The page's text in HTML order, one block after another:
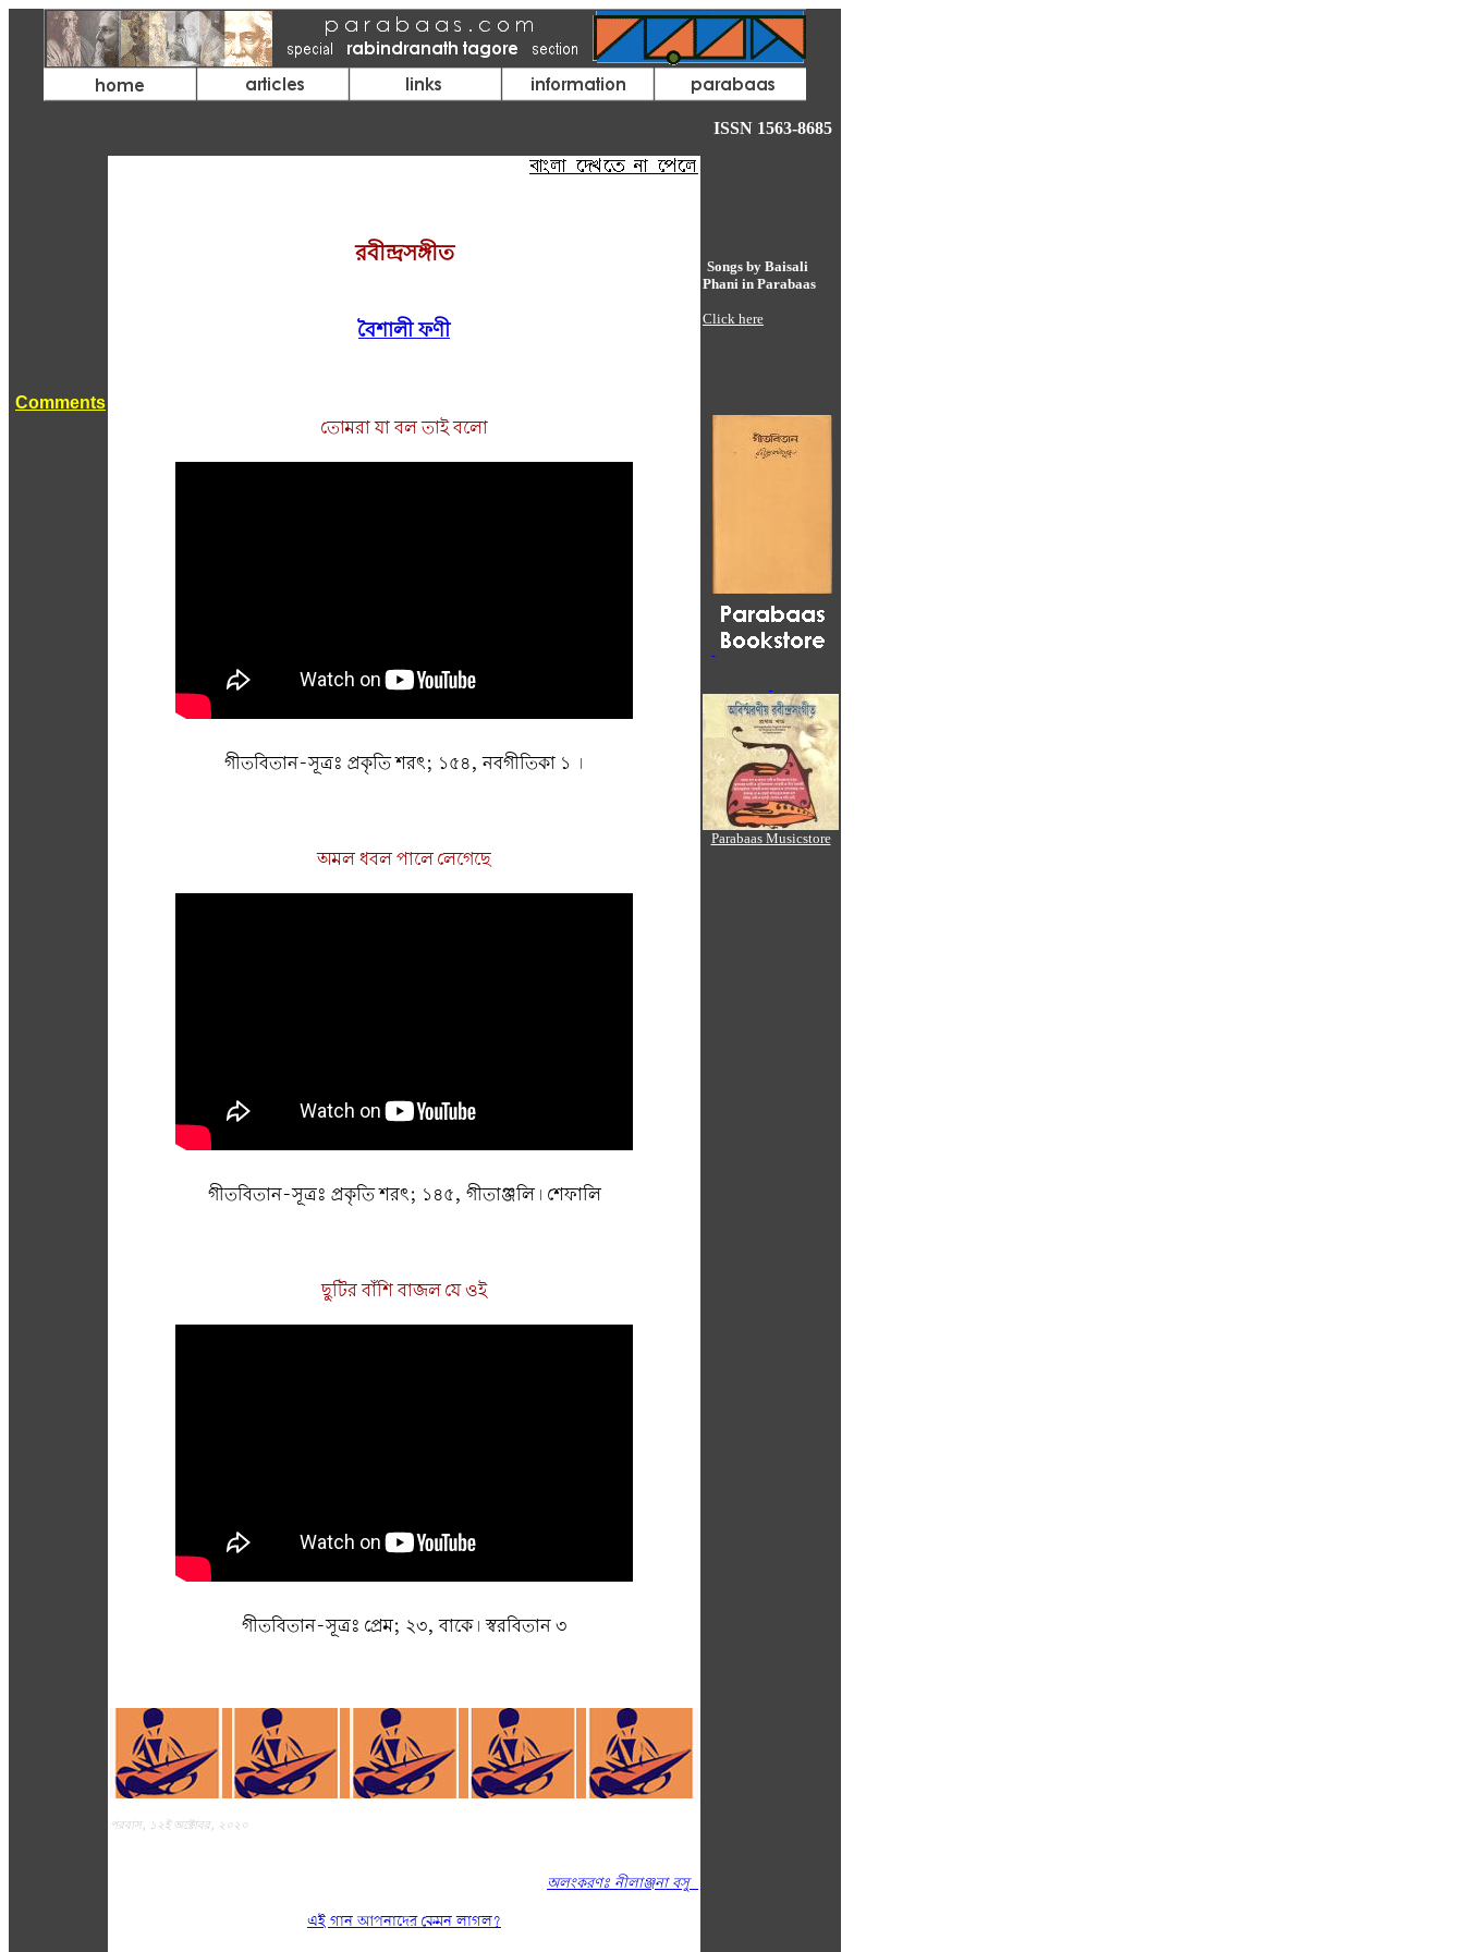
ISSN 1563-8685
Comments
রবীন্দ্রসঙ্গীত
বৈশালী ফণী
তোমরা যা বল তাই বলো
গীতবিতান-সূত্রঃ প্রকৃতি শরৎ; ১৫৪, নবগীতিকা ১ ।
অমল ধবল পালে লেগেছে
গীতবিতান-সূত্রঃ প্রকৃতি শরৎ; ১৪৫, গীতাঞ্জলি। শেফালি
ছুটির বাঁশি বাজল যে ওই
গীতবিতান-সূত্রঃ প্রেম; ২৩, বাকে। স্বরবিতান ৩
পরবাস, ১২ই অক্টোবর, ২০২০
অলংকরণঃ নীলাঞ্জনা বসু
এই গান আপনাদের কেমন লাগল?
Songs by Baisali
Phani in Parabaas
Click here
Parabaas Musicstore